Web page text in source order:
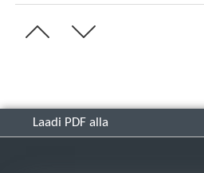
Laadi PDF alla